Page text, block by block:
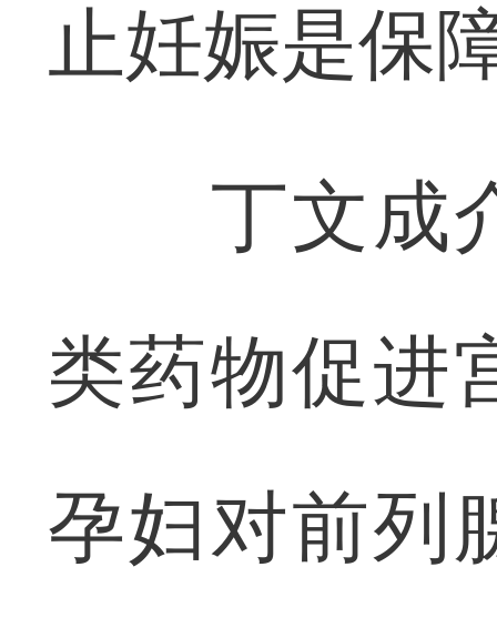
止妊娠是保
丁文成介
类药物促进
孕妇对前列